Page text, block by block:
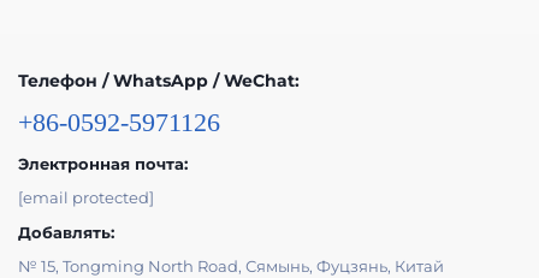
Телефон / WhatsApp / WeChat:
+86-0592-5971126
Электронная почта:
[email protected]
Добавлять:
№ 15, Tongming North Road, Сямынь, Фуцзянь, Китай